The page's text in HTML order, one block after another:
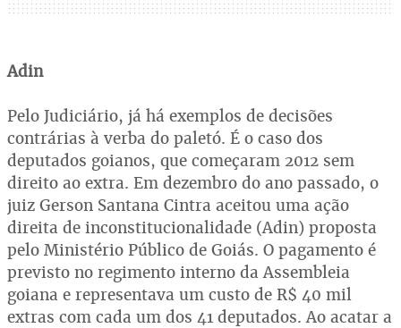
Adin
Pelo Judiciário, já há exemplos de decisões
contrárias à verba do paletó. É o caso dos
deputados goianos, que começaram 2012 sem
direito ao extra. Em dezembro do ano passado, o
juiz Gerson Santana Cintra aceitou uma ação
direita de inconstitucionalidade (Adin) proposta
pelo Ministério Público de Goiás. O pagamento é
previsto no regimento interno da Assembleia
goiana e representava um custo de R$ 40 mil
extras com cada um dos 41 deputados. Ao acatar a